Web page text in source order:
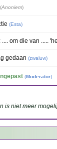
(Anoniem)
(Esta)
.... om die van .....
gedaan (zwaluw)
(Moderator)
is niet meer